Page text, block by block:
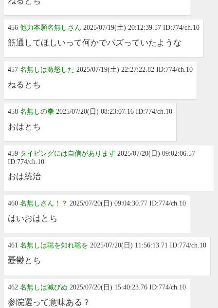
456 他力本願名無しさん 2025/07/19(土) 20:12:39.57 ID:774/ch.10
筋通してほしいって何かでバズっていたような
457 名無しは激怒した 2025/07/19(土) 22:27:22.82 ID:774/ch.10
ねるとち
458 名無しの拳 2025/07/20(日) 08:23:07.16 ID:774/ch.10
おはとち
459 タイピングには自信があります 2025/07/20(日) 09:02:06.57
ID:774/ch.10
おは統治
460 名無しさん！？ 2025/07/20(日) 09:04:30.77 ID:774/ch.10
はいおはとち
461 名無しは聡を知れ聡を 2025/07/20(日) 11:56:13.71 ID:774/ch.10
憂鬱とち
462 名無しは滅びぬ 2025/07/20(日) 15:40:23.76 ID:774/ch.10
参院選って意味ある？